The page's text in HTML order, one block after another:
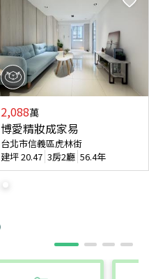
2,088萬
博愛精妝成家易
台北市信義區虎林街
建坪20.47 3房2廳 56.4年